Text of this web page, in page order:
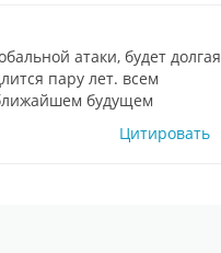
атаки, будет долгая
пару лет. всем
будущем
Цитировать